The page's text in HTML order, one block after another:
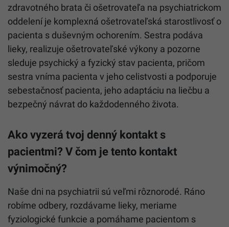
zdravotného brata či ošetrovateľa na psychiatrickom
oddelení je komplexná ošetrovateľská starostlivosť o
pacienta s duševným ochorením. Sestra podáva
lieky, realizuje ošetrovateľské výkony a pozorne
sleduje psychický a fyzický stav pacienta, pričom
sestra vníma pacienta v jeho celistvosti a podporuje
sebestačnosť pacienta, jeho adaptáciu na liečbu a
bezpečný návrat do každodenného života.
Ako vyzerá tvoj denný kontakt s
pacientmi? V čom je tento kontakt
výnimočný?
Naše dni na psychiatrii sú veľmi rôznorodé. Ráno
robíme odbery, rozdávame lieky, meriame
fyziologické funkcie a pomáhame pacientom s